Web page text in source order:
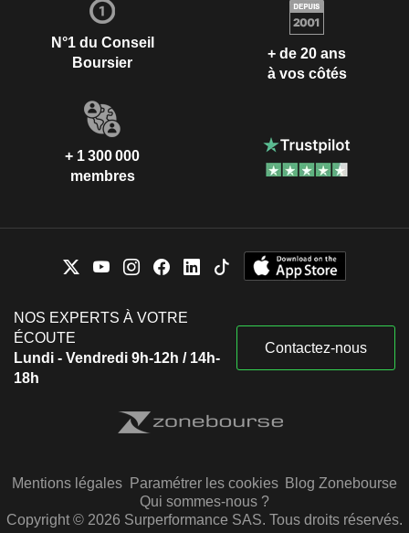
N°1 du Conseil
Boursier
+ de 20 ans
à vos côtés
+ 1 300 000
membres
NOS EXPERTS À VOTRE
ÉCOUTE
Lundi - Vendredi 9h-12h / 14h-
18h
Contactez-nous
Mentions légales Paramétrer les cookies Blog Zonebourse
Qui sommes-nous ?
Copyright © 2026 Surperformance SAS. Tous droits réservés.